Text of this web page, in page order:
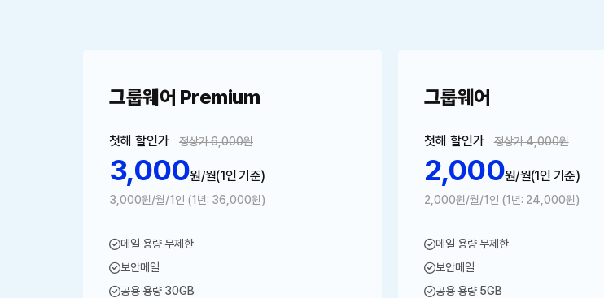
그룹웨어 Premium
첫해 할인가 정상가 6,000원
3,000원/월(1인 기준)
3,000원/월/1인 (1년: 36,000원)
메일 용량 무제한
보안메일
공용 용량 30GB
그룹웨어
첫해 할인가 정상가 4,000원
2,000원/월(1인 기준)
2,000원/월/1인 (1년: 24,000원)
메일 용량 무제한
보안메일
공용 용량 5GB